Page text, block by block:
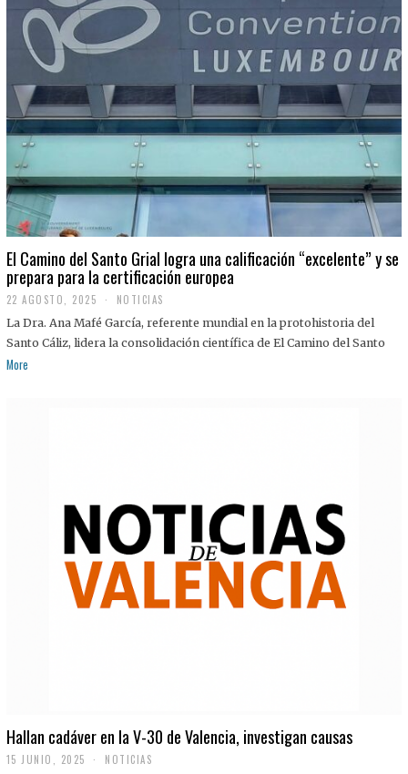
El Camino del Santo Grial logra una calificación “excelente” y se
prepara para la certificación europea
22 AGOSTO, 2025
2
A
G
NOTICIAS
La Dra. Ana Mafé García, referente mundial en la protohistoria del
Santo Cáliz, lidera la consolidación científica de El Camino del Santo
More
Hallan cadáver en la V-30 de Valencia, investigan causas
15 JUNIO, 2025 NOTICIAS